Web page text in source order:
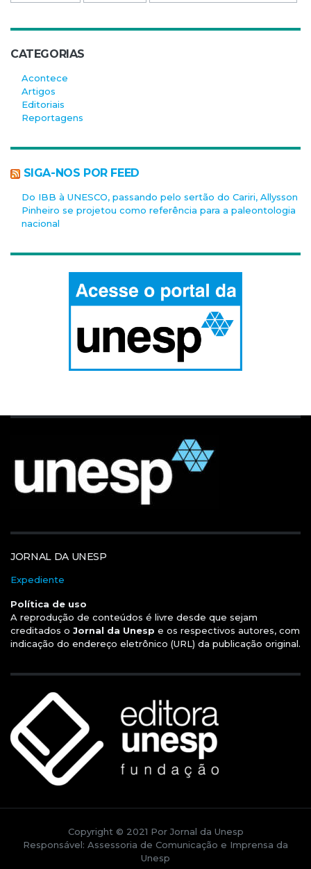
CATEGORIAS
Acontece
Artigos
Editoriais
Reportagens
SIGA-NOS POR FEED
Do IBB à UNESCO, passando pelo sertão do Cariri, Allysson
Pinheiro se projetou como referência para a paleontologia
nacional
JORNAL DA UNESP
Expediente
Política de uso
A reprodução de conteúdos é livre desde que sejam
creditados o Jornal da Unesp e os respectivos autores, com
indicação do endereço eletrônico (URL) da publicação original.
Copyright © 2021 Por Jornal da Unesp
Responsável: Assessoria de Comunicação e Imprensa da
Unesp